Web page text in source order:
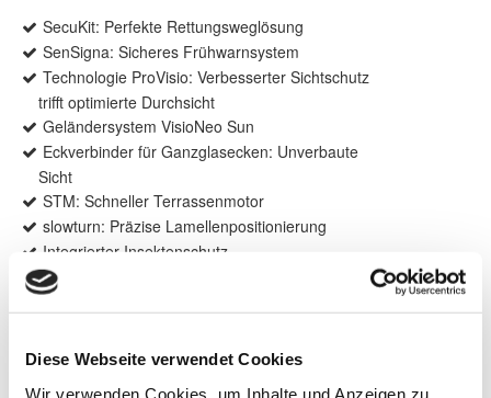
Diese Webseite verwendet Cookies
Wir verwenden Cookies, um Inhalte und Anzeigen zu
SecuKit: Perfekte Rettungsweglösung
SenSigna: Sicheres Frühwarnsystem
Technologie ProVisio: Verbesserter Sichtschutz
trifft optimierte Durchsicht
Geländersystem VisioNeo Sun
Eckverbinder für Ganzglasecken: Unverbaute
Sicht
STM: Schneller Terrassenmotor
slowturn: Präzise Lamellenpositionierung
Integrierter Insektenschutz
Weitere Informationen zu
Weitere Informationen zu